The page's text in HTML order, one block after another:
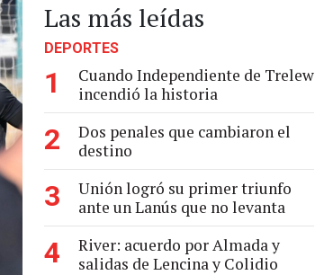
Las más leídas
DEPORTES
1
Cuando Independiente de Trelew
incendió la historia
2
Dos penales que cambiaron el
destino
3
Unión logró su primer triunfo
ante un Lanús que no levanta
4
River: acuerdo por Almada y
salidas de Lencina y Colidio